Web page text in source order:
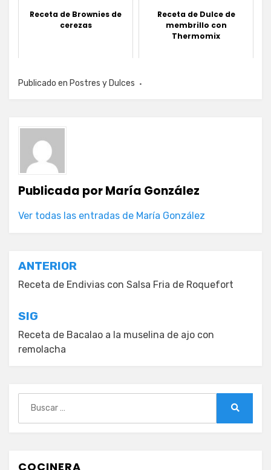
Receta de Brownies de
cerezas
Receta de Dulce de
membrillo con
Thermomix
Publicado en Postres y Dulces
Publicada porMaría González
Ver todas las entradas de María González
Navegación
de
entradas
ANTERIOR
Receta de Endivias con Salsa Fria de Roquefort
SIG
Receta de Bacalao a la muselina de ajo con
remolacha
COCINERA